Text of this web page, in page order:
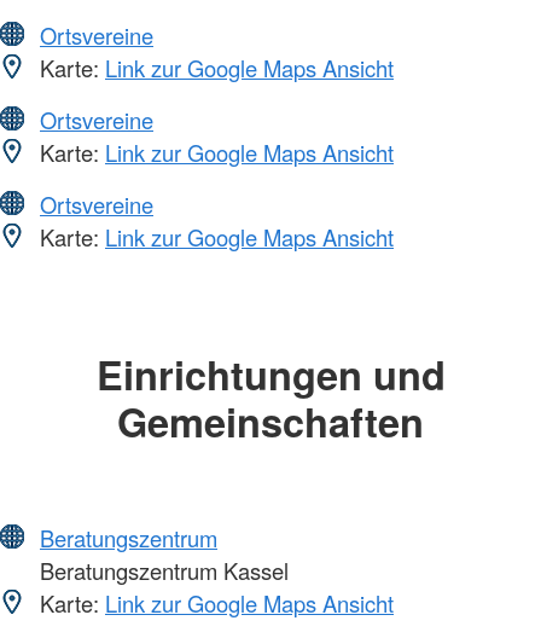
Ortsvereine
Karte: Link zur Google Maps Ansicht
Ortsvereine
Karte: Link zur Google Maps Ansicht
Ortsvereine
Karte: Link zur Google Maps Ansicht
Einrichtungen und
Gemeinschaften
Beratungszentrum
Beratungszentrum Kassel
Karte: Link zur Google Maps Ansicht